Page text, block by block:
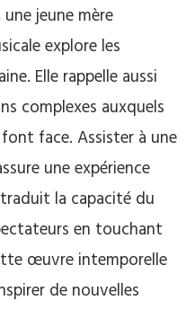
jeune mère
explore les
Elle rappelle aussi
complexes auxquels
face. Assister à une
une expérience
la capacité du
en touchant
œuvre intemporelle
de nouvelles